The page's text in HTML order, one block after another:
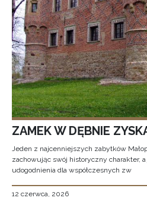
ZAMEK W DĘBNIE
Jeden z najcenniejszych zabytków
zachowując swój historyczny charakter,
udogodnienia dla współczesnych zw
12 czerwca, 2026